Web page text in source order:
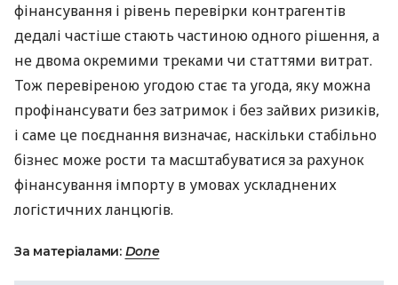
фінансування і рівень перевірки контрагентів
дедалі частіше стають частиною одного рішення, а
не двома окремими треками чи статтями витрат.
Тож перевіреною угодою стає та угода, яку можна
профінансувати без затримок і без зайвих ризиків,
і саме це поєднання визначає, наскільки стабільно
бізнес може рости та масштабуватися за рахунок
фінансування імпорту в умовах ускладнених
логістичних ланцюгів.
За матеріалами: Done